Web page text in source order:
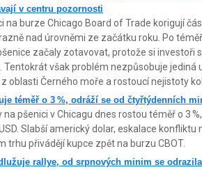
v centru pozornosti
na burze Chicago Board of Trade korigují
nad úrovněmi ze začátku roku. Po
začaly zotavovat, protože si investoři
však problém nezpůsobuje jediná
oblasti Černého moře a rostoucí nejistoty
téměř o 3 %, odráží se od čtyřtýdenních
pšenici v Chicagu dnes rostou téměř o 3
Slabší americký dolar, eskalace konfliktu
trhu přivádějí kupce zpět na burzu CBOT.
rallye, od srpnových minim se